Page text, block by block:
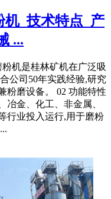
_技术特点_产
...
机是桂林矿机在广泛吸
公司50年实践经验,研究
粉磨设备。 02 功能特性
冶金、化工、非金属、
行业投入运行,用于磨粉